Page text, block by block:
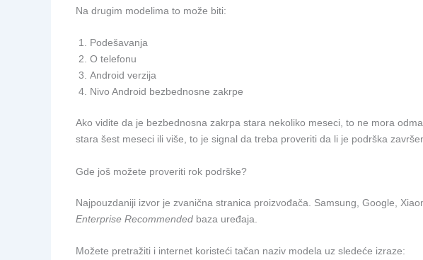
Na drugim modelima to može biti:
Podešavanja
O telefonu
Android verzija
Nivo Android bezbednosne zakrpe
Ako vidite da je bezbednosna zakrpa stara nekoliko meseci, to ne mora
stara šest meseci ili više, to je signal da treba proveriti da li je podrška
Gde još možete proveriti rok podrške?
Najpouzdaniji izvor je zvanična stranica proizvođača. Samsung, Google,
Enterprise Recommended baza uređaja.
Možete pretražiti i internet koristeći tačan naziv modela uz sledeće izraze: